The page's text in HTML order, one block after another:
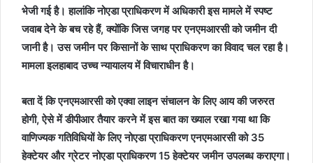
भेजी गई है। हालांकि नोएडा प्राधिकरण में अधिकारी इस मामले में स्पष्ट
जवाब देने के बच रहे हैं, क्योंकि जिस जगह पर एनएमआरसी को जमीन दी
जानी है। उस जमीन पर किसानों के साथ प्राधिकरण का विवाद चल रहा है।
मामला इलहाबाद उच्च न्यायालय में विचाराधीन है।
बता दें कि एनएमआरसी को एक्वा लाइन संचालन के लिए आय की जरुरत
होगी, ऐसे में डीपीआर तैयार करने में इस बात का ख्याल रखा गया था कि
वाणिज्यक गतिविधियों के लिए नोएडा प्राधिकरण एनएमआरसी को 35
हेक्टेयर और ग्रेटर नोएडा प्राधिकरण 15 हेक्टेयर जमीन उपलब्ध कराएगा।